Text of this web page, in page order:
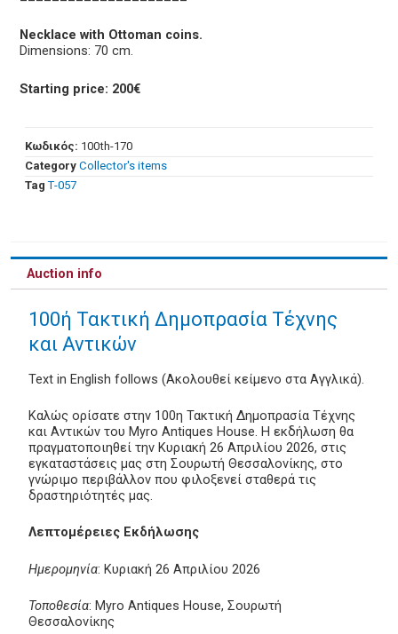
Necklace with Ottoman coins.
Dimensions: 70 cm.
Starting price: 200€
Κωδικός: 100th-170
Category Collector's items
Tag Τ-057
Auction info
100ή Τακτική Δημοπρασία Τέχνης
και Αντικών
Text in English follows (Ακολουθεί κείμενο στα Αγγλικά).
Καλώς ορίσατε στην 100η Τακτική Δημοπρασία Τέχνης
και Αντικών του Myro Antiques House. Η εκδήλωση θα
πραγματοποιηθεί την Κυριακή 26 Απριλίου 2026, στις
εγκαταστάσεις μας στη Σουρωτή Θεσσαλονίκης, στο
γνώριμο περιβάλλον που φιλοξενεί σταθερά τις
δραστηριότητές μας.
Λεπτομέρειες Εκδήλωσης
Ημερομηνία: Κυριακή 26 Απριλίου 2026
Τοποθεσία: Myro Antiques House, Σουρωτή
Θεσσαλονίκης